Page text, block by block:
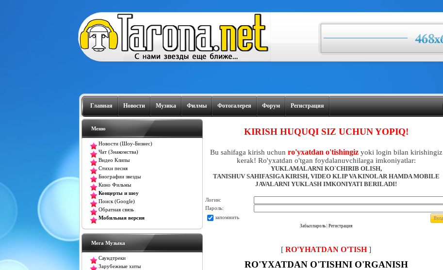
Главная Новости Музика Филмы Фотогалерея Форум Регистрация
Меню
Новости (Шоу-Бизнес)
Чат (Знакомства)
Видео Клипы
Стихи песня
Биографии звезды
Кино Фильмы
Концерты и шоу
Поиск (Google)
Обратная связь
Мобильная версия
Мега Музыка
Саундтреки
Зарубежные хиты
KIRISH HUQUQI SIZ UCHUN YOPIQ!
Bu sahifaga kirish uchun ro'yxatdan o'tishingizyoki login bilan kirishingiz
kerak! Ro'yxatdan o'tgan foydalanuvchilarga imkoniyatlar:
YUKLAMALARNI KO`CHIRIB OLISH,
TANISHUV SAHIFASIGA KIRISH, VIDEO KLIP VA KINOLAR HAMDA MOBILE
JAVALARNI YUKLASH IMKONIYATI BERILADI!
Логин:
Пароль:
запомнить
Забыл пароль Регистрация
[ RO'YHATDAN O'TISH]
RO'YXATDAN O'TISHNI O'RGANISH